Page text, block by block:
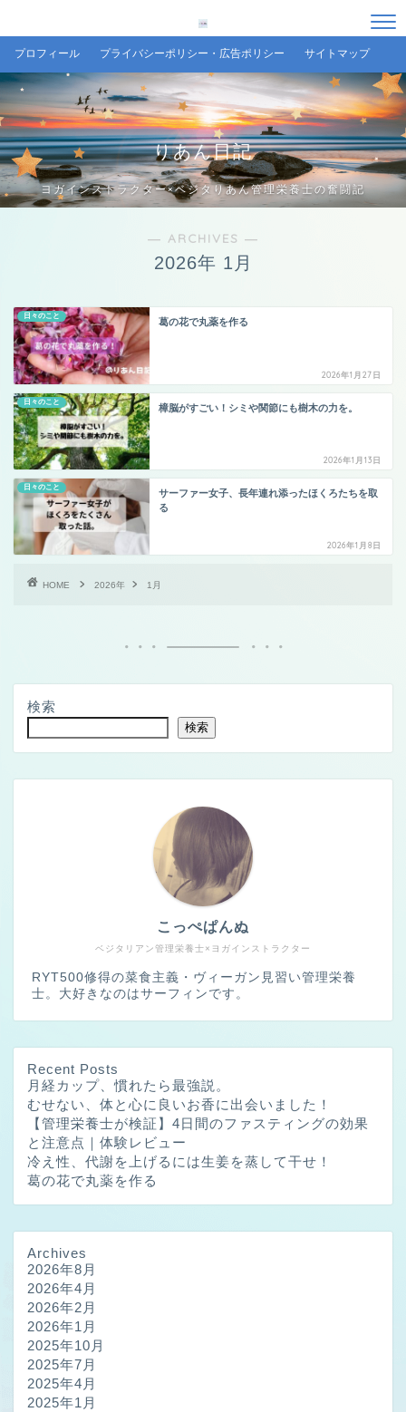
プロフィール プライバシーポリシー・広告ポリシー サイトマップ
りあん日記
ヨガインストラクター×ベジタりあん管理栄養士の奮闘記
― ARCHIVES ―
2026年 1月
日々のこと
葛の花で丸薬を作る
2026年1月27日
日々のこと
樟脳がすごい！シミや関節にも樹木の力を。
2026年1月13日
日々のこと
サーファー女子、長年連れ添ったほくろたちを取
る
2026年1月8日
HOME 2026年 1月
検索
検索
ベジタリアン管理栄養士×ヨガインストラクター
こっぺぱんぬ
RYT500修得の菜食主義・ヴィーガン見習い管理栄養
士。大好きなのはサーフィンです。
Recent Posts
月経カップ、慣れたら最強説。
むせない、体と心に良いお香に出会いました！
【管理栄養士が検証】4日間のファスティングの効果
と注意点｜体験レビュー
冷え性、代謝を上げるには生姜を蒸して干せ！
葛の花で丸薬を作る
Archives
2026年8月
2026年4月
2026年2月
2026年1月
2025年10月
2025年7月
2025年4月
2025年1月